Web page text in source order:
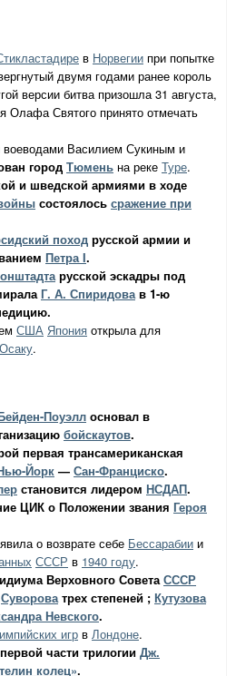
в Норвегии при попытке
двумя годами ранее король
версии битва призошла 31 августа,
Олафа Святого принято отмечать
Василием Сукиным и
город Тюмень на реке Туре.
и шведской армиями в ходе
состоялось сражение при
поход русской армии и
Петра I.
русской эскадры под
Г. А. Спиридовав 1-ю
США Япония открыла для
Осаку.
Поуэлл основал в
бойскаутов.
первая трансамериканская
Йорк — Сан-Франциско.
становится лидером НСДАП.
ЦИК о Положении звания Героя
о возврате себе Бессарабии и
СССР в 1940 году.
Верховного Совета СССР
Суворова трех степеней ; Кутузова
Невского.
игр в Лондоне.
части трилогии Дж.
колец».